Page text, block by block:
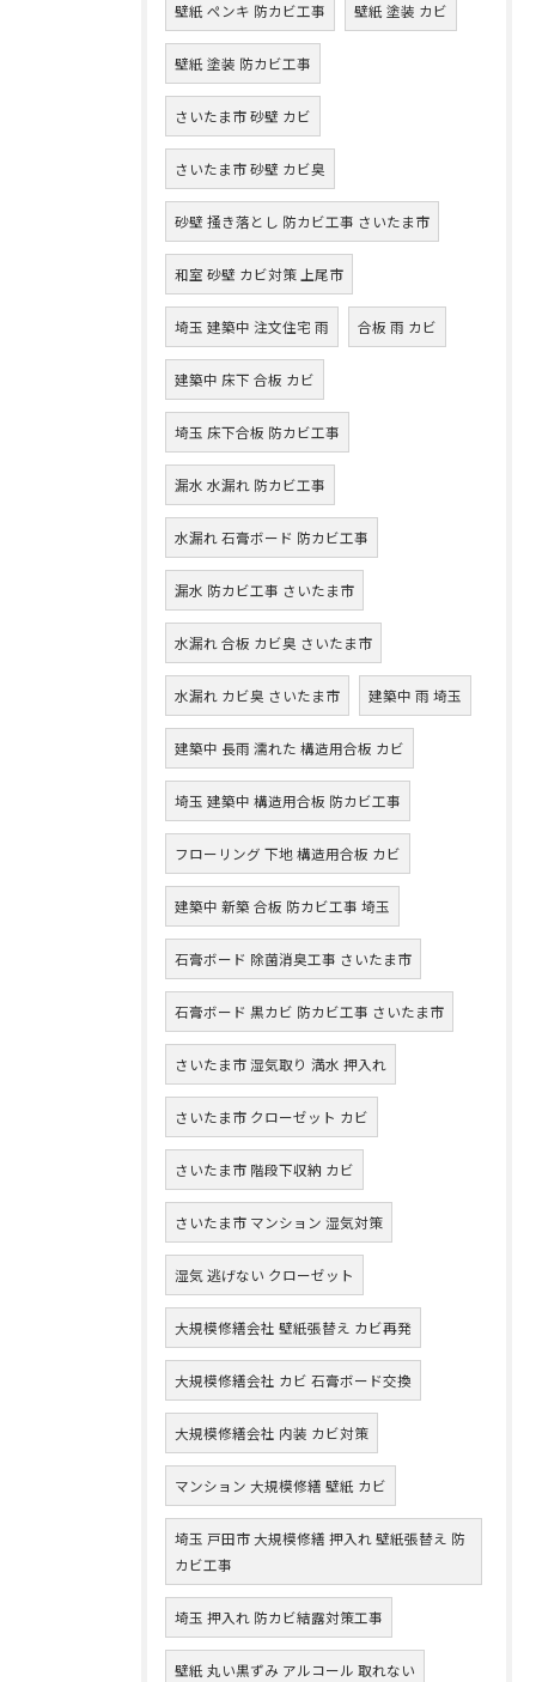
壁紙 ペンキ 防カビ工事 壁紙 塗装 カビ
壁紙 塗装 防カビ工事
さいたま市 砂壁 カビ
さいたま市 砂壁 カビ臭
砂壁 掻き落とし 防カビ工事 さいたま市
和室 砂壁 カビ対策 上尾市
埼玉 建築中 注文住宅 雨 合板 雨 カビ
建築中 床下 合板 カビ
埼玉 床下合板 防カビ工事
漏水 水漏れ 防カビ工事
水漏れ 石膏ボード 防カビ工事
漏水 防カビ工事 さいたま市
水漏れ 合板 カビ臭 さいたま市
水漏れ カビ臭 さいたま市 建築中 雨 埼玉
建築中 長雨 濡れた 構造用合板 カビ
埼玉 建築中 構造用合板 防カビ工事
フローリング 下地 構造用合板 カビ
建築中 新築 合板 防カビ工事 埼玉
石膏ボード 除菌消臭工事 さいたま市
石膏ボード 黒カビ 防カビ工事 さいたま市
さいたま市 湿気取り 満水 押入れ
さいたま市 クローゼット カビ
さいたま市 階段下収納 カビ
さいたま市 マンション 湿気対策
湿気 逃げない クローゼット
大規模修繕会社 壁紙張替え カビ再発
大規模修繕会社 カビ 石膏ボード交換
大規模修繕会社 内装 カビ対策
マンション 大規模修繕 壁紙 カビ
埼玉 戸田市 大規模修繕 押入れ 壁紙張替え 防
カビ工事
埼玉 押入れ 防カビ結露対策工事
壁紙 丸い黒ずみ アルコール 取れない